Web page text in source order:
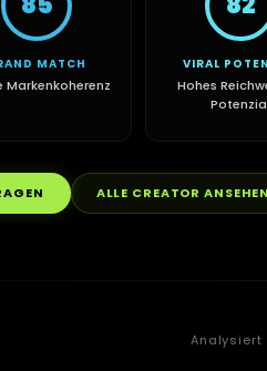
MATCH
Markenkoherenz
VIRAL
Hohes
ALLE CREATOR ANSEHEN
Analysiert